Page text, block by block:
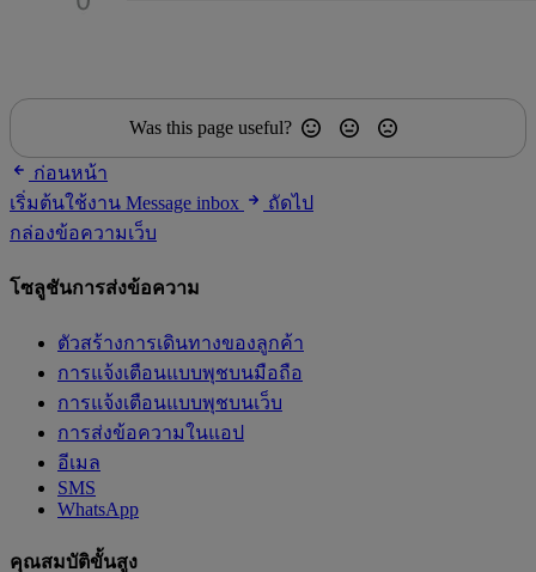
Was this page useful?
ก่อนหน้า
เริ่มต้นใช้งาน Message inbox
ถัดไป
กล่องข้อความเว็บ
โซลูชันการส่งข้อความ
ตัวสร้างการเดินทางของลูกค้า
การแจ้งเตือนแบบพุชบนมือถือ
การแจ้งเตือนแบบพุชบนเว็บ
การส่งข้อความในแอป
อีเมล
SMS
WhatsApp
คุณสมบัติขั้นสูง